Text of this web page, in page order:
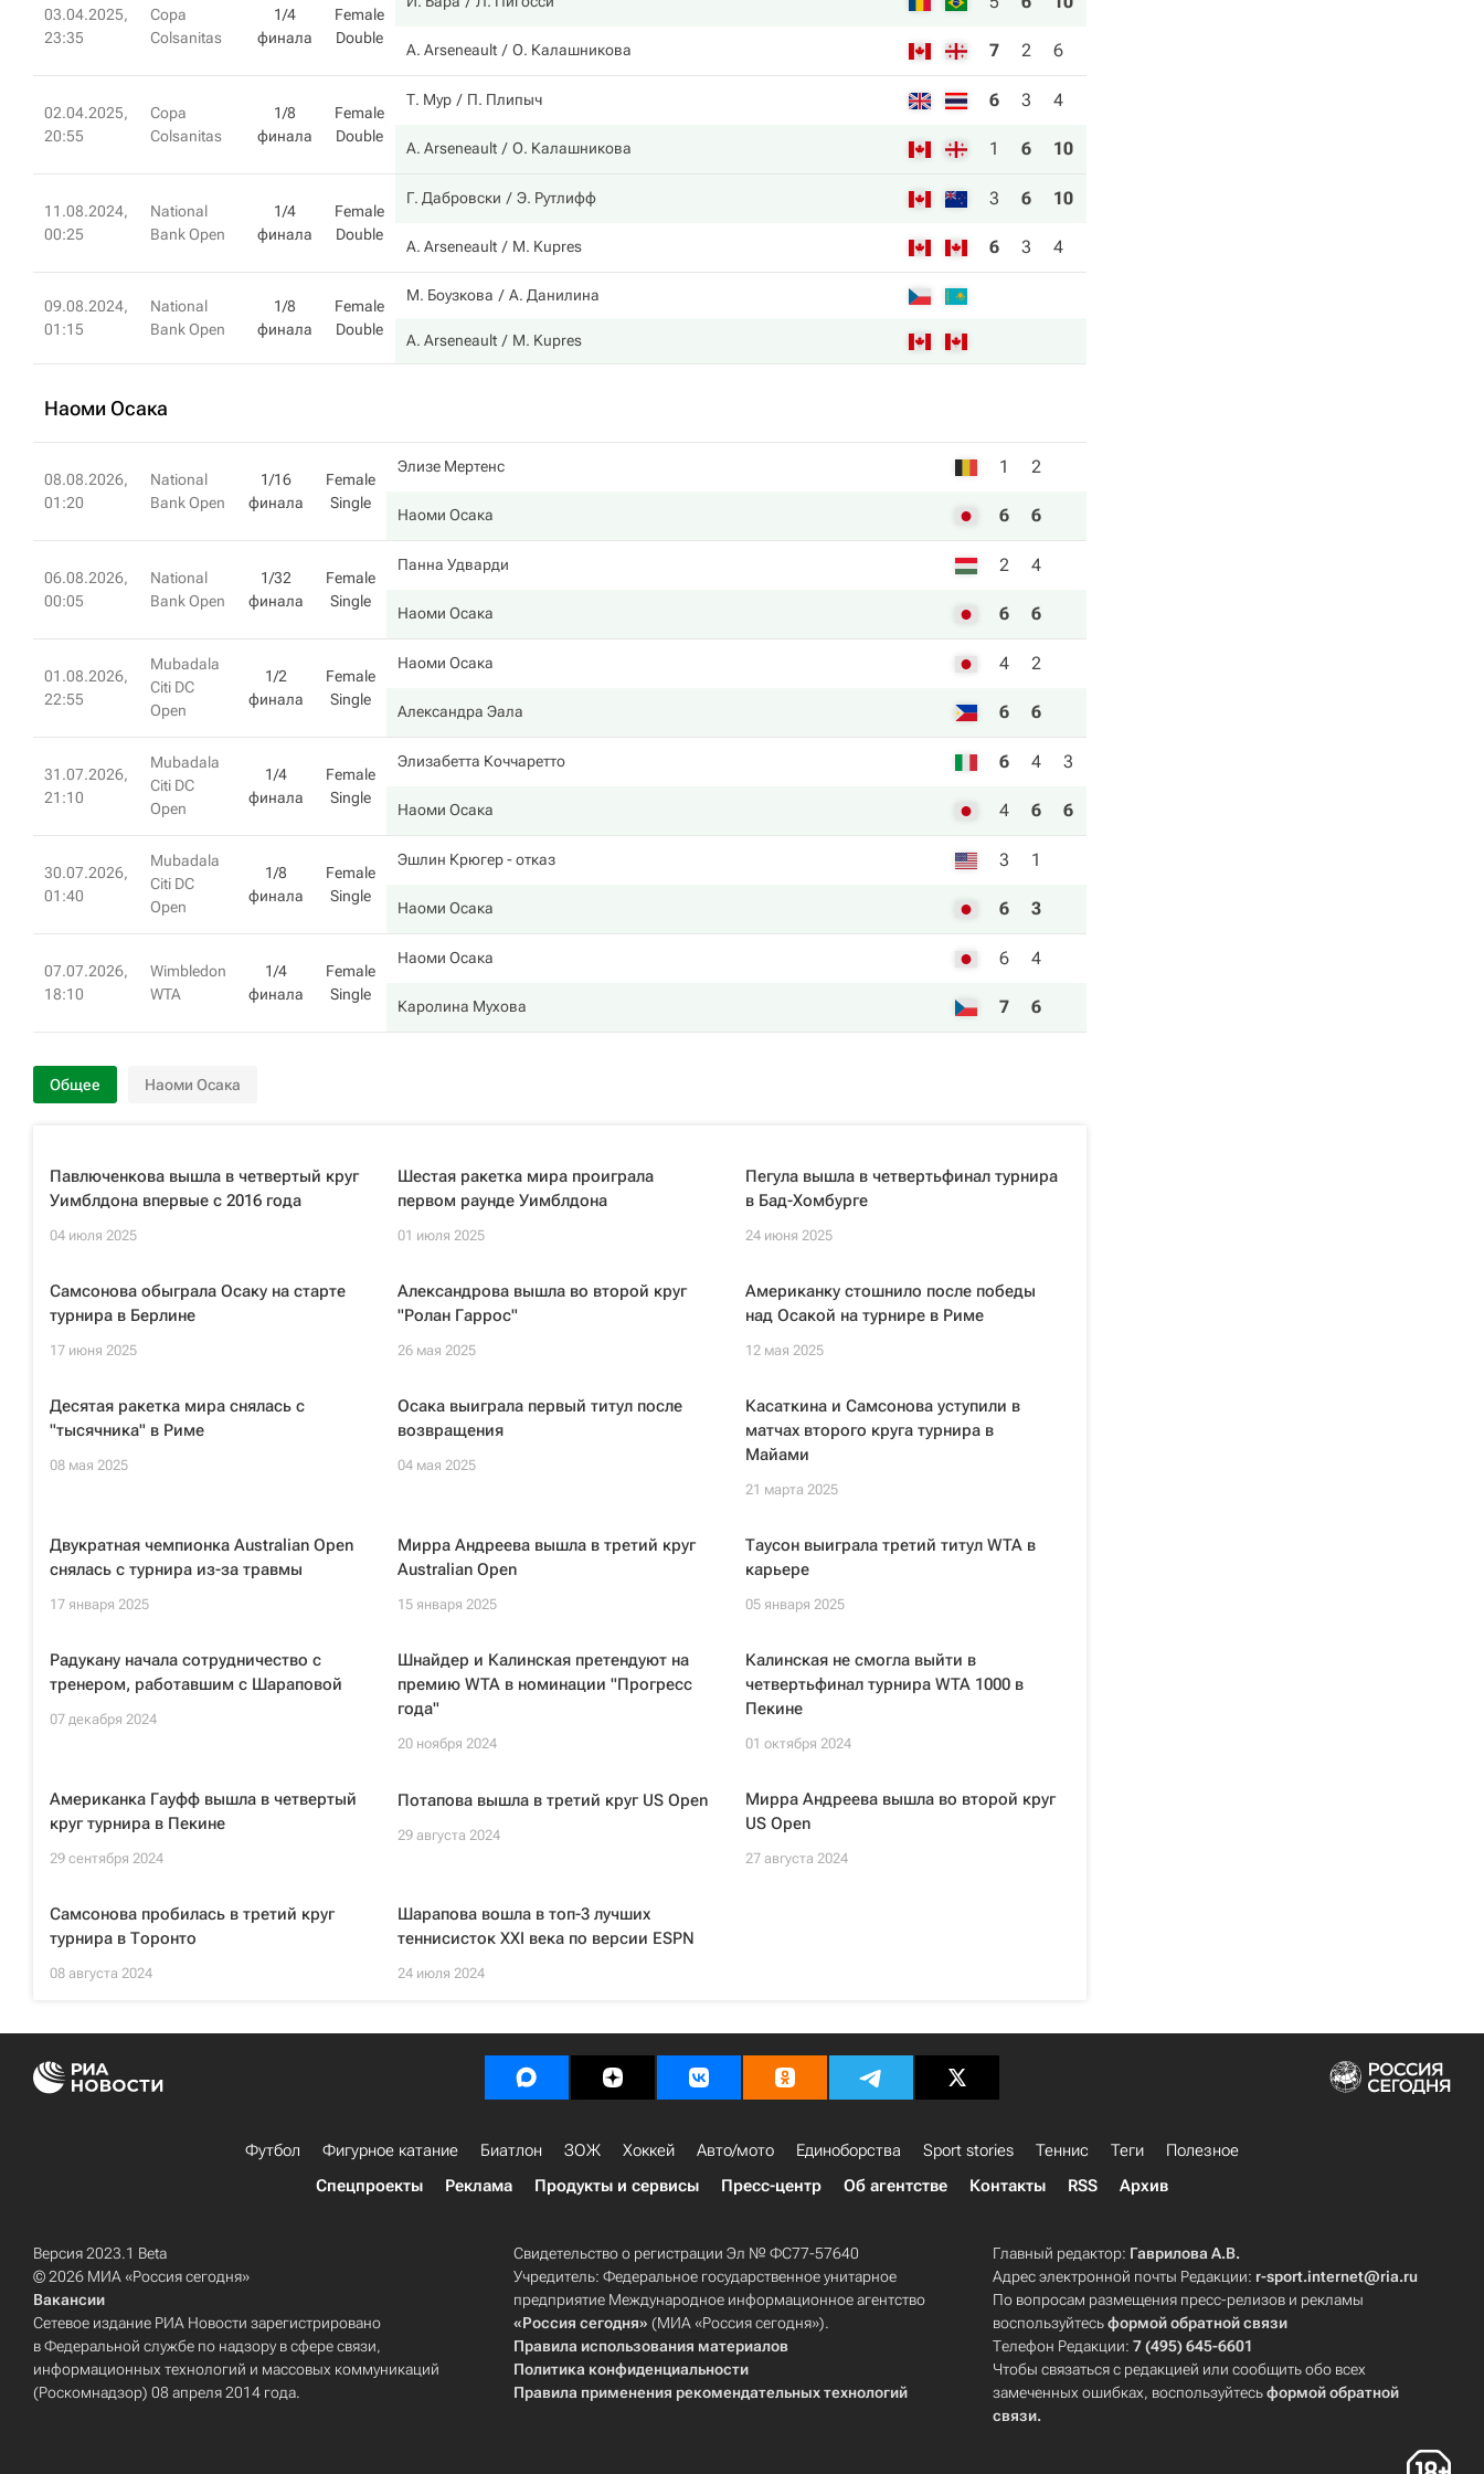
03.04.2025,
23:35
Copa
Colsanitas
1/4
финала
Female
Double
A. Arseneault О. Калашникова 7 2 6
02.04.2025,
20:55
Copa
Colsanitas
1/8
финала
Female
Double
Т. Мур П. Плипыч 6 3 4
A. Arseneault О. Калашникова 1 6 10
11.08.2024,
00:25
National
Bank Open
1/4
финала
Female
Double
Г. Дабровски Э. Рутлифф 3 6 10
A. Arseneault M. Kupres 6 3 4
09.08.2024,
01:15
National
Bank Open
1/8
финала
Female
Double
М. Боузкова А. Данилина
A. Arseneault M. Kupres
Наоми Осака
08.08.2026,
01:20
National
Bank Open
1/16
финала
Female
Single
Элизе Мертенс 1 2
Наоми Осака 6 6
06.08.2026,
00:05
National
Bank Open
1/32
финала
Female
Single
Панна Удварди 2 4
Наоми Осака 6 6
01.08.2026,
22:55
Mubadala
Citi DC
Open
1/2
финала
Female
Single
Наоми Осака 4 2
Александра Эала 6 6
31.07.2026,
21:10
Mubadala
Citi DC
Open
1/4
финала
Female
Single
Элизабетта Коччаретто 6 4 3
Наоми Осака 4 6 6
30.07.2026,
01:40
Mubadala
Citi DC
Open
1/8
финала
Female
Single
Эшлин Крюгер- отказ 3 1
Наоми Осака 6 3
07.07.2026,
18:10
Wimbledon
WTA
1/4
финала
Female
Single
Наоми Осака 6 4
Каролина Мухова 7 6
Общее Наоми Осака
Павлюченкова вышла в четвертый круг
Уимблдона впервые с 2016 года
04 июля 2025
Шестая ракетка мира проиграла
первом раунде Уимблдона
01 июля 2025
Пегула вышла в четвертьфинал турнира
в Бад-Хомбурге
24 июня 2025
Самсонова обыграла Осаку на старте
турнира в Берлине
17 июня 2025
Александрова вышла во второй круг
"Ролан Гаррос"
26 мая 2025
Американку стошнило после победы
над Осакой на турнире в Риме
12 мая 2025
Десятая ракетка мира снялась с
"тысячника" в Риме
08 мая 2025
Осака выиграла первый титул после
возвращения
04 мая 2025
Касаткина и Самсонова уступили в
матчах второго круга турнира в
Майами
21 марта 2025
Двукратная чемпионка Australian Open
снялась с турнира из-за травмы
17 января 2025
Мирра Андреева вышла в третий круг
Australian Open
15 января 2025
Таусон выиграла третий титул WTA в
карьере
05 января 2025
Радукану начала сотрудничество с
тренером, работавшим с Шараповой
07 декабря 2024
Шнайдер и Калинская претендуют на
премию WTA в номинации "Прогресс
года"
20 ноября 2024
Калинская не смогла выйти в
четвертьфинал турнира WTA 1000 в
Пекине
01 октября 2024
Американка Гауфф вышла в четвертый
круг турнира в Пекине
29 сентября 2024
Потапова вышла в третий круг US Open
29 августа 2024
Мирра Андреева вышла во второй круг
US Open
27 августа 2024
Самсонова пробилась в третий круг
турнира в Торонто
08 августа 2024
Шарапова вошла в топ-3 лучших
теннисисток XXI века по версии ESPN
24 июля 2024
Футбол Фигурное катание Биатлон ЗОЖ Хоккей Авто/мото Единоборства Sport stories Теннис Теги
Полезное
Спецпроекты
Реклама Продукты и сервисы Пресс-центр Об агентстве Контакты RSS Архив
Версия 2023.1 Beta
© 2026 МИА «Россия сегодня»
Вакансии
Сетевое издание РИА Новости зарегистрировано
в Федеральной службе по надзору в сфере связи,
информационных технологий и массовых коммуникаций
(Роскомнадзор) 08 апреля 2014 года.
Свидетельство о регистрации Эл № ФС77-57640
Учредитель: Федеральное государственное унитарное
предприятие Международное информационное агентство
«Россия сегодня» (МИА «Россия сегодня»).
Правила использования материалов
Политика конфиденциальности
Правила применения рекомендательных технологий
Главный редактор: Гаврилова А.В.
Адрес электронной почты Редакции: r-sport.internet@ria.ru
По вопросам размещения пресс-релизов и рекламы
воспользуйтесьформой обратной связи
Телефон Редакции:7 (495) 645-6601
Чтобы связаться с редакцией или сообщить обо всех
замеченных ошибках, воспользуйтесьформой обратной
связи.